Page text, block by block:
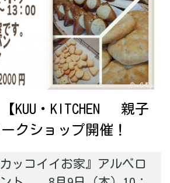
KUU・KITCHEN 親子
クショップ開催！
ッコイイお家』アルベロ